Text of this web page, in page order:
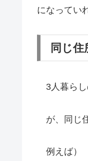
になってい
同じ
3人暮らし
が、同じ
例えば）